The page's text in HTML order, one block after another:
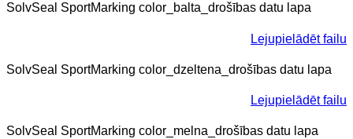
SolvSeal SportMarking color_balta_drošības datu lapa
Lejupielādēt failu
SolvSeal SportMarking color_dzeltena_drošības datu lapa
Lejupielādēt failu
SolvSeal SportMarking color_melna_drošības datu lapa